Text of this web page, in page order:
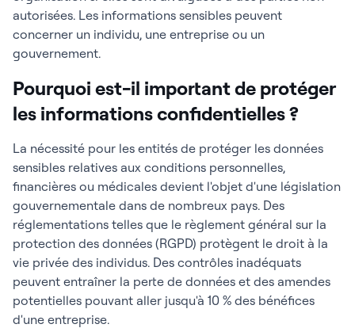
autorisées. Les informations sensibles peuvent
concerner un individu, une entreprise ou un
gouvernement.
Pourquoi est-il important de protéger
les informations confidentielles ?
La nécessité pour les entités de protéger les données
sensibles relatives aux conditions personnelles,
financières ou médicales devient l'objet d'une législation
gouvernementale dans de nombreux pays. Des
réglementations telles que le règlement général sur la
protection des données (RGPD) protègent le droit à la
vie privée des individus. Des contrôles inadéquats
peuvent entraîner la perte de données et des amendes
potentielles pouvant aller jusqu'à 10 % des bénéfices
d'une entreprise.